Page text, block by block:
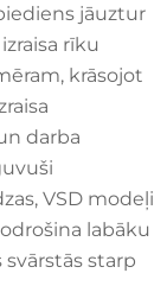
jāuztur
rīku
krāsojot
darba
VSD modeļi
labāku
starp